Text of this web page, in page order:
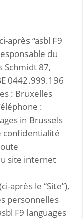
après “asbl F9
du
87,
0442.999.196
: Bruxelles
:
in Brussels
confidentialité
site internet
après le “Site”),
personnelles
F9 languages